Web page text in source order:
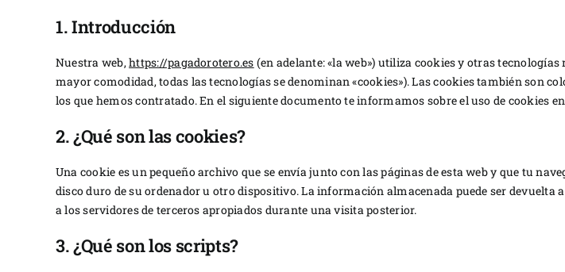
1. Introducción
Nuestra web,https://pagadorotero.es (en adelante: «la web») utiliza cookies y otras
mayor comodidad, todas las tecnologías se denominan «cookies»). Las cookies también son
los que hemos contratado. En el siguiente documento te informamos sobre el uso de cookies
2. ¿Qué son las cookies?
Una cookie es un pequeño archivo que se envía junto con las páginas de esta web y que tu
disco duro de su ordenador u otro dispositivo. La información almacenada puede ser devuelta
a los servidores de terceros apropiados durante una visita posterior.
3. ¿Qué son los scripts?